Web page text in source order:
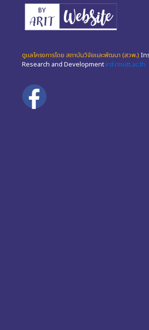
ดูแลโครงการโดย สถาบันวิจัยและพัฒนา (สวพ.)
Research and Development ird.rmutt.ac.th